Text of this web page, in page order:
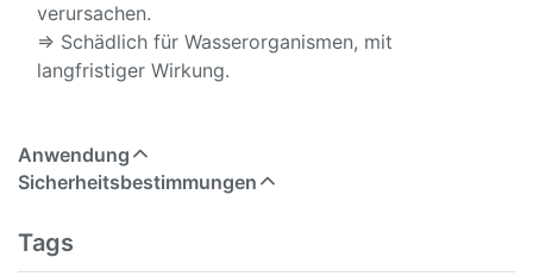
verursachen.
⇒ Schädlich für Wasserorganismen, mit
langfristiger Wirkung.
Anwendung
Sicherheitsbestimmungen
Tags